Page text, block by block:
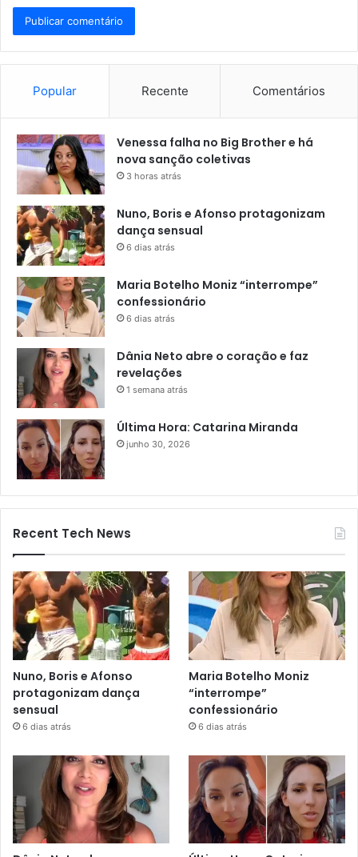
Popular Recente Comentários
Venessa falha no Big Brother e há
nova sanção coletivas
3 horas atrás
Nuno, Boris e Afonso protagonizam
dança sensual
6 dias atrás
Maria Botelho Moniz “interrompe”
confessionário
6 dias atrás
Dânia Neto abre o coração e faz
revelações
1 semana atrás
Última Hora: Catarina Miranda
junho 30, 2026
Recent Tech News
Nuno, Boris e Afonso
protagonizam dança
sensual
6 dias atrás
Maria Botelho Moniz
“interrompe”
confessionário
6 dias atrás